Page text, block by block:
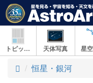
トピックス 天体写真
ト 恒星・銀河